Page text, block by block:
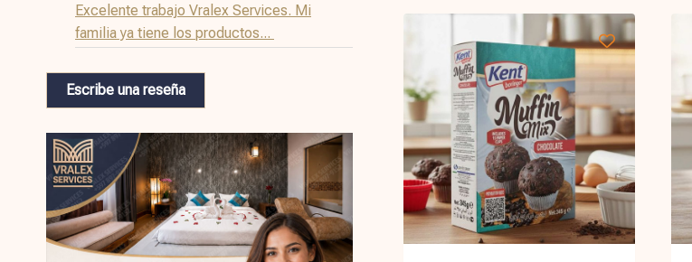
Excelente trabajo Vralex Services. Mi
familia ya tiene los productos...
Escribe una reseña